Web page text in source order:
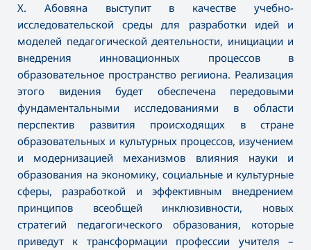
Х. Абовяна выступит в качестве учебно-
исследовательской среды для разработки идей и
моделей педагогической деятельности, инициации и
внедрения инновационных процессов в
образовательное пространство регииона. Реализация
этого видения будет обеспечена передовыми
фундаментальными исследованиями в области
перспектив развития происходящих в стране
образовательных и культурных процессов, изучением
и модернизацией механизмов влияния науки и
образования на экономику, социальные и культурные
сферы, разработкой и эффективным внедрением
принципов всеобщей инклюзивности, новых
стратегий педагогического образования, которые
приведут к трансформации профессии учителя –